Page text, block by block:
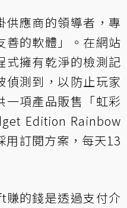
供應商的領導者，專
善的軟體」。在網站
式擁有乾淨的檢測記
偵測到，以防止玩家
一項產品販售「虹彩
Edition Rainbow
用訂閱方案，每天13
的錢是透過支付介